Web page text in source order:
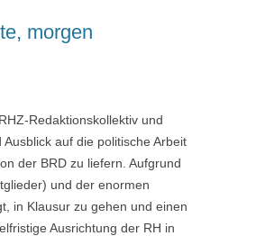
morgen
Redaktionskollektiv und
auf die politische Arbeit
der BRD zu liefern. Aufgrund
und der enormen
in Klausur zu gehen und einen
Ausrichtung der RH in